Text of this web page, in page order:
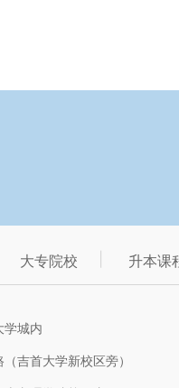
大专院校 升本课
学城内
吉首大学新校区旁）